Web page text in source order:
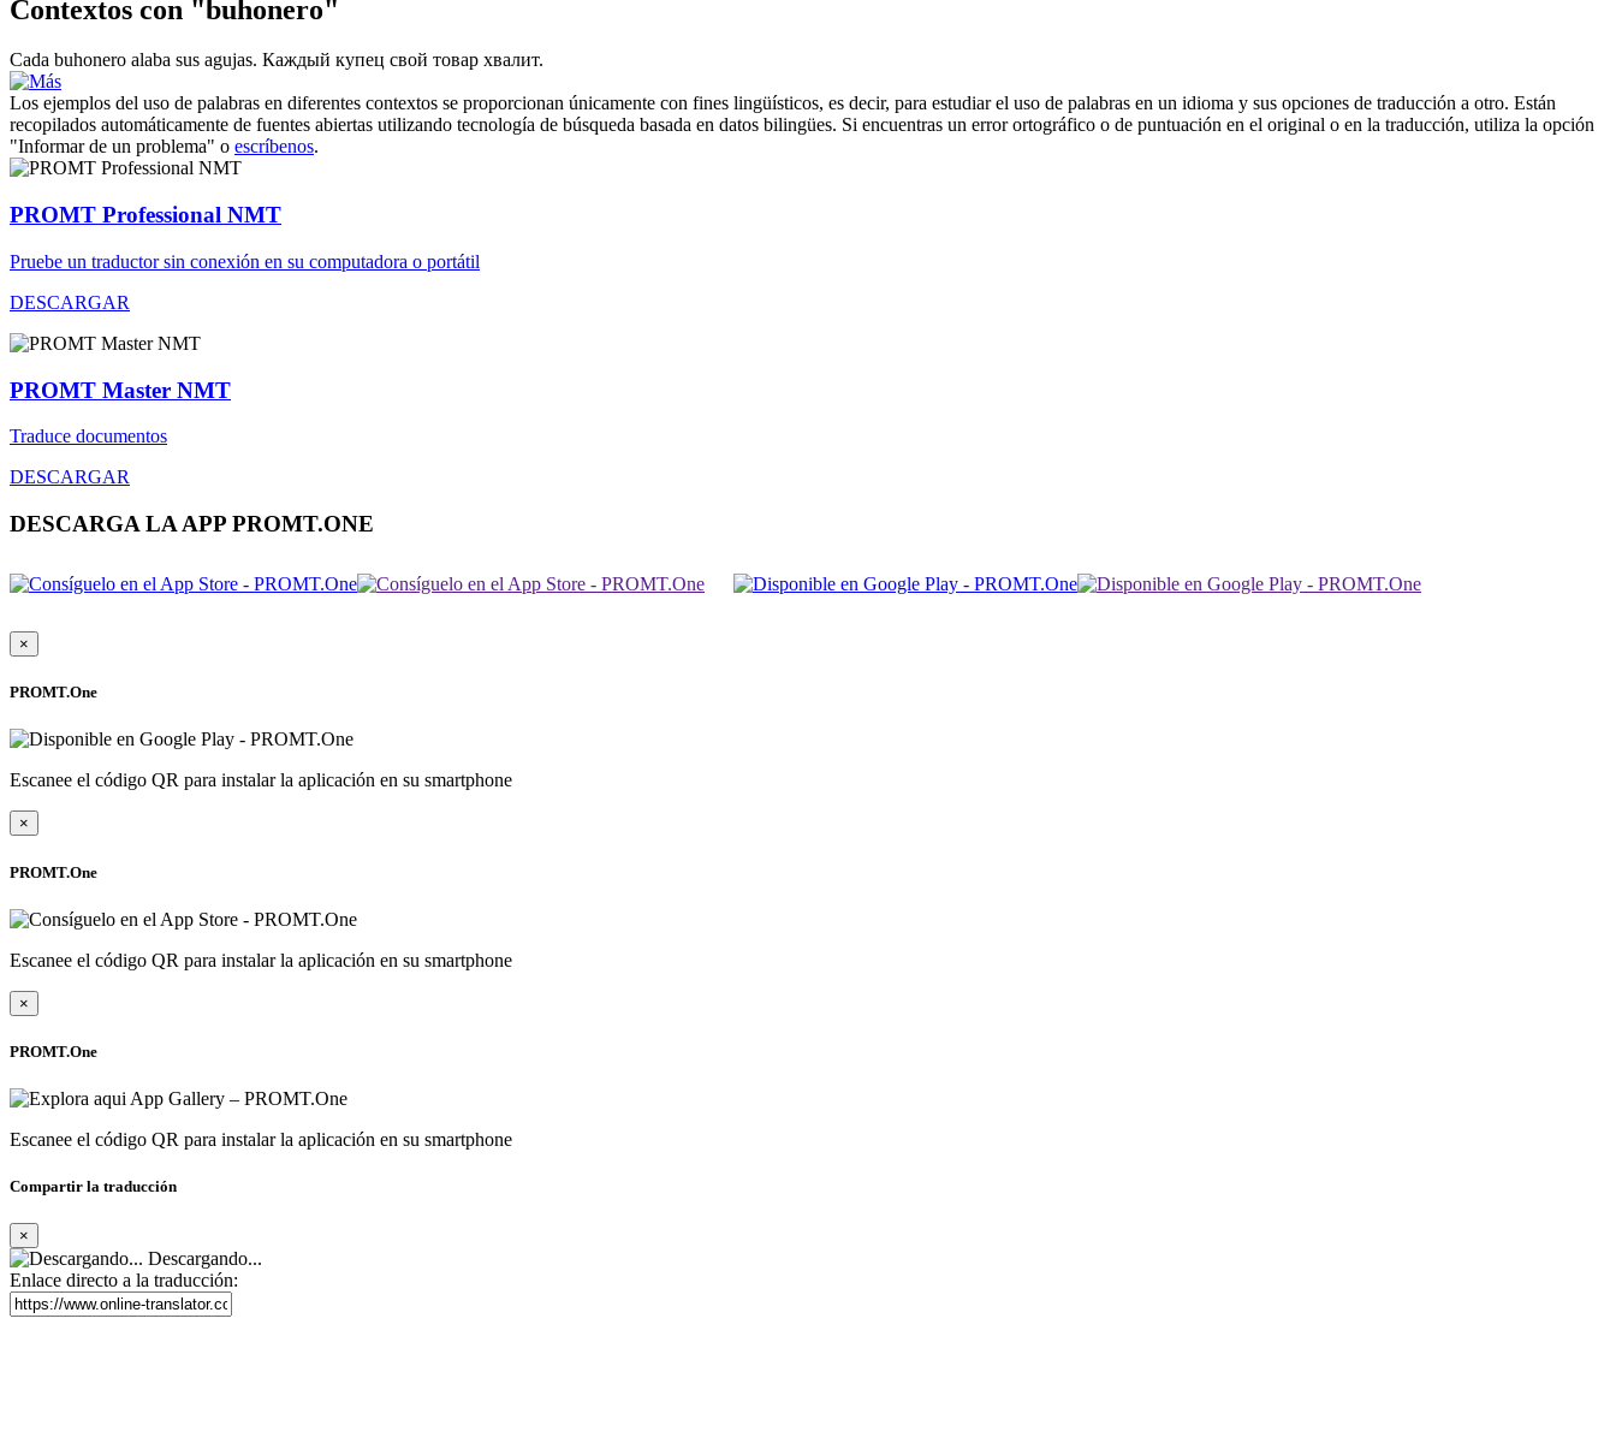
Contextos con "buhonero"
Cada buhonero alaba sus agujas. Каждый купец свой товар хвалит.
Los ejemplos del uso de palabras en diferentes contextos se proporcionan únicamente con fines lingüísticos, es decir, para estudiar el uso de palabras en un idioma y sus opciones de traducción a otro. Están
recopilados automáticamente de fuentes abiertas utilizando tecnología de búsqueda basada en datos bilingües. Si encuentras un error ortográfico o de puntuación en el original o en la traducción, utiliza la opción
"Informar de un problema" o escríbenos.
PROMT Professional NMT
Pruebe un traductor sin conexión en su computadora o portátil
DESCARGAR
PROMT Master NMT
Traduce documentos
DESCARGAR
DESCARGA LA APP PROMT.ONE
×
PROMT.One
Escanee el código QR para instalar la aplicación en su smartphone
×
PROMT.One
Escanee el código QR para instalar la aplicación en su smartphone
×
PROMT.One
Escanee el código QR para instalar la aplicación en su smartphone
Compartir la traducción
×
Descargando...
Enlace directo a la traducción: